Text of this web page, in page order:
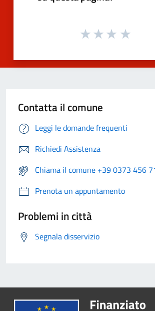
Contatta il comune
Leggi le domande frequenti
Richiedi Assistenza
Chiama il comune +39 0373 456
Prenota un appuntamento
Problemi in città
Segnala disservizio